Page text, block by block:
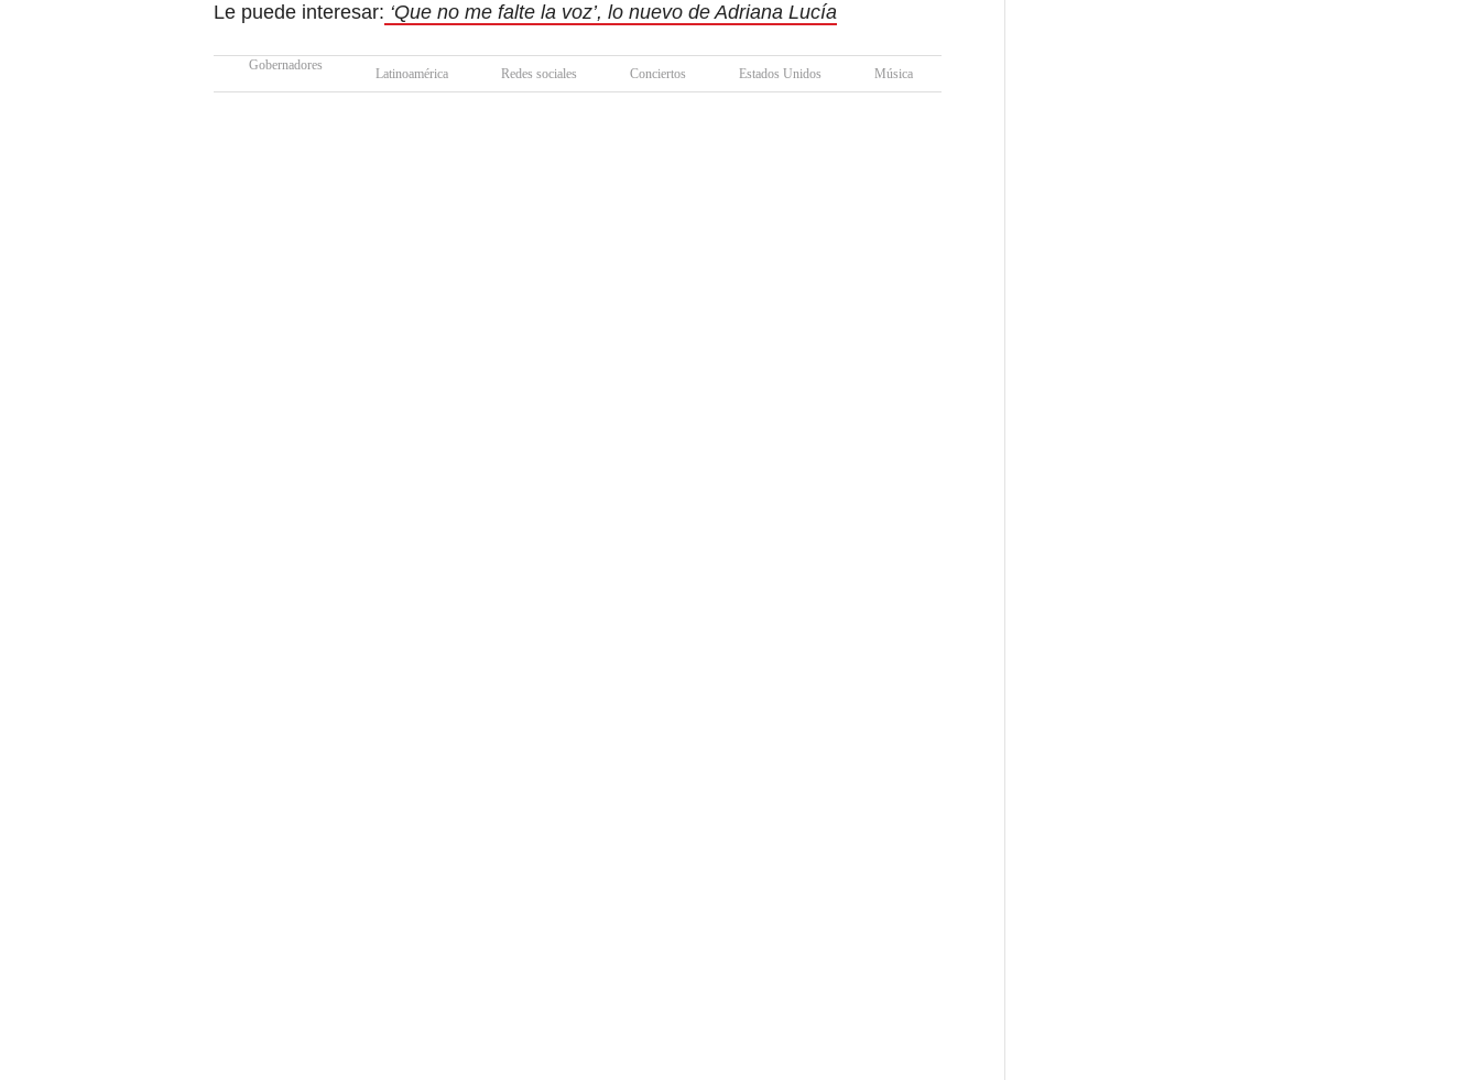
Le puede interesar: ‘Que no me falte la voz’, lo nuevo de Adriana Lucía
Gobernadores
Latinoamérica Redes sociales Conciertos Estados Unidos Música